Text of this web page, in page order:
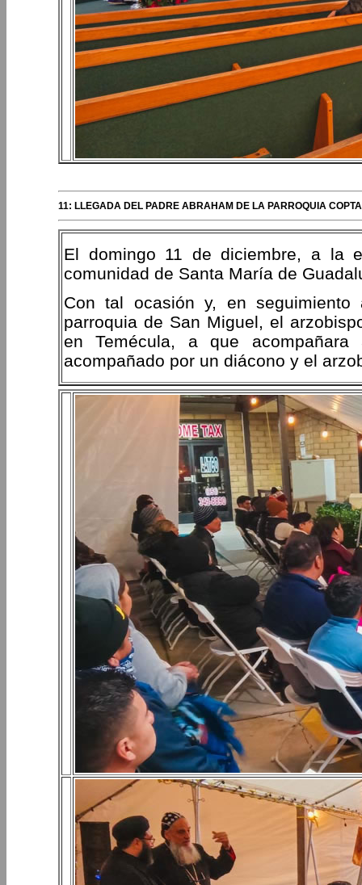
11: LLEGADA DEL PADRE ABRAHAM DE LA PARROQUIA
El domingo 11 de diciembre, a la
comunidad de Santa María de
Con tal ocasión y, en
parroquia de San Miguel, el
en Temécula, a que
acompañado por un diácono y el